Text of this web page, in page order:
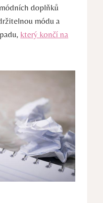
doplňků
módu a
který končí na